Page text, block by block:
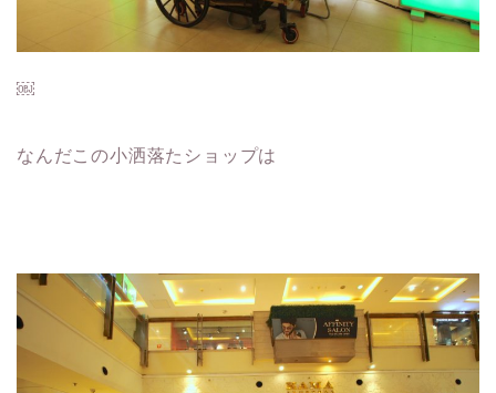
￼
なんだこの小洒落たショップは